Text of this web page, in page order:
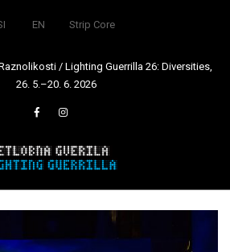
EN Strip Core
/ Lighting Guerrilla 26: Diversities,
26. 5.–20. 6. 2026